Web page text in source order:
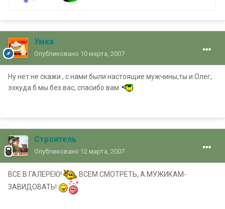
Умка
Опубликовано 10 марта, 2007
Ну нет не скажи , с нами были настоящие мужчины,ты и Олег,
эхкуда б мы без вас, спасибо вам
Строитель
Опубликовано 12 марта, 2007
ВСЕ В ГАЛЕРЕЮ!
ВСЕМ СМОТРЕТЬ, А МУЖИКАМ-
ЗАВИДОВАТЬ!